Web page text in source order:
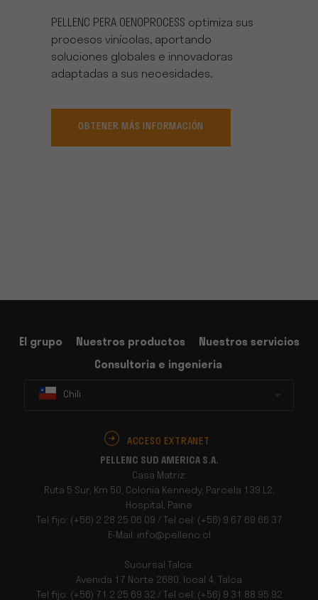
PELLENC PERA OENOPROCESS optimiza sus
procesos vinícolas, aportando
soluciones globales e innovadoras
adaptadas a sus necesidades.
OBTENER MÁS INFORMACIÓN
El grupo Nuestros productos
Nuestros servicios
Consultoria e ingenieria
Chili
ACCESO EXTRANET
PELLENC SUD AMERICA S.A.
Casa Matriz:
Ruta 5 Sur, Km 50, Colonia Kennedy, Parcela 139 L2,
Hospital, Paine
Tel fijo: (+56) 2 28 25 06 09 / Tel cel: (+56) 9 67 69 66 37
E-Mail: info@pellenc.cl
Sucursal Talca:
Avenida 17 Norte 2680, local 4, Talca
Tel fijo: (+56) 71 2 25 69 32 / Tel cel: (+56) 9 31 88 95 92